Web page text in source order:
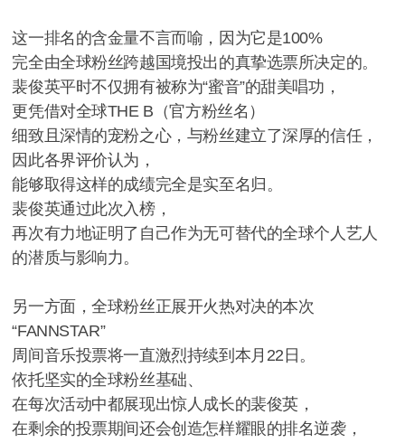
这一排名的含金量不言而喻，因为它是100%
完全由全球粉丝跨越国境投出的真挚选票所决定的。
裴俊英平时不仅拥有被称为“蜜音”的甜美唱功，
更凭借对全球THE B（官方粉丝名）
细致且深情的宠粉之心，与粉丝建立了深厚的信任，
因此各界评价认为，
能够取得这样的成绩完全是实至名归。
裴俊英通过此次入榜，
再次有力地证明了自己作为无可替代的全球个人艺人
的潜质与影响力。
另一方面，全球粉丝正展开火热对决的本次
“FANNSTAR”
周间音乐投票将一直激烈持续到本月22日。
依托坚实的全球粉丝基础、
在每次活动中都展现出惊人成长的裴俊英，
在剩余的投票期间还会创造怎样耀眼的排名逆袭，